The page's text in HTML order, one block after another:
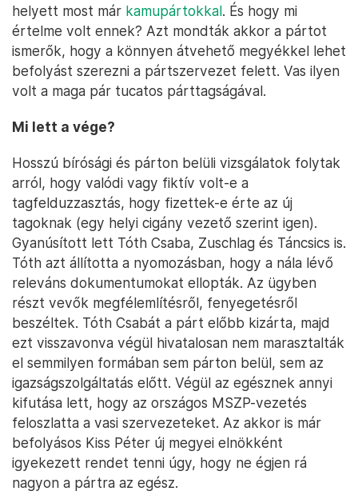
helyett most már kamupártokkal. És hogy mi
értelme volt ennek? Azt mondták akkor a pártot
ismerők, hogy a könnyen átvehető megyékkel lehet
befolyást szerezni a pártszervezet felett. Vas ilyen
volt a maga pár tucatos párttagságával.
Mi lett a vége?
Hosszú bírósági és párton belüli vizsgálatok folytak
arról, hogy valódi vagy fiktív volt-e a
tagfelduzzasztás, hogy fizettek-e érte az új
tagoknak (egy helyi cigány vezető szerint igen).
Gyanúsított lett Tóth Csaba, Zuschlag és Táncsics is.
Tóth azt állította a nyomozásban, hogy a nála lévő
releváns dokumentumokat ellopták. Az ügyben
részt vevők megfélemlítésről, fenyegetésről
beszéltek. Tóth Csabát a párt előbb kizárta, majd
ezt visszavonva végül hivatalosan nem marasztalták
el semmilyen formában sem párton belül, sem az
igazságszolgáltatás előtt. Végül az egésznek annyi
kifutása lett, hogy az országos MSZP-vezetés
feloszlatta a vasi szervezeteket. Az akkor is már
befolyásos Kiss Péter új megyei elnökként
igyekezett rendet tenni úgy, hogy ne égjen rá
nagyon a pártra az egész.